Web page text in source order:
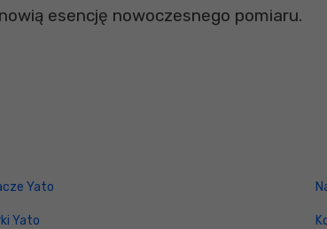
esencję nowoczesnego pomiaru.
Yato
Yato